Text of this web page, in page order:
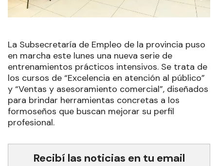
La Subsecretaría de Empleo de la provincia puso
en marcha este lunes una nueva serie de
entrenamientos prácticos intensivos. Se trata de
los cursos de “Excelencia en atención al público”
y “Ventas y asesoramiento comercial”, diseñados
para brindar herramientas concretas a los
formoseños que buscan mejorar su perfil
profesional.
Recibí las noticias en tu email